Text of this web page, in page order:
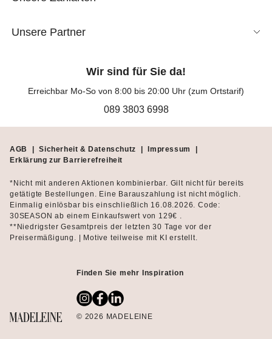
Unsere Partner
Wir sind für Sie da!
Erreichbar Mo-So von 8:00 bis 20:00 Uhr (zum Ortstarif)
089 3803 6998
AGB | Sicherheit & Datenschutz | Impressum
|
Erklärung zur Barrierefreiheit
*Nicht mit anderen Aktionen kombinierbar. Gilt nicht für bereits
getätigte Bestellungen. Eine Barauszahlung ist nicht möglich.
Einmalig einlösbar bis einschließlich 16.08.2026. Code:
30SEASON ab einem Einkaufswert von 129€ .
**Niedrigster Gesamtpreis der letzten 30 Tage vor der
Preisermäßigung. | Motive teilweise mit KI erstellt.
Finden Sie mehr Inspiration
© 2026 MADELEINE